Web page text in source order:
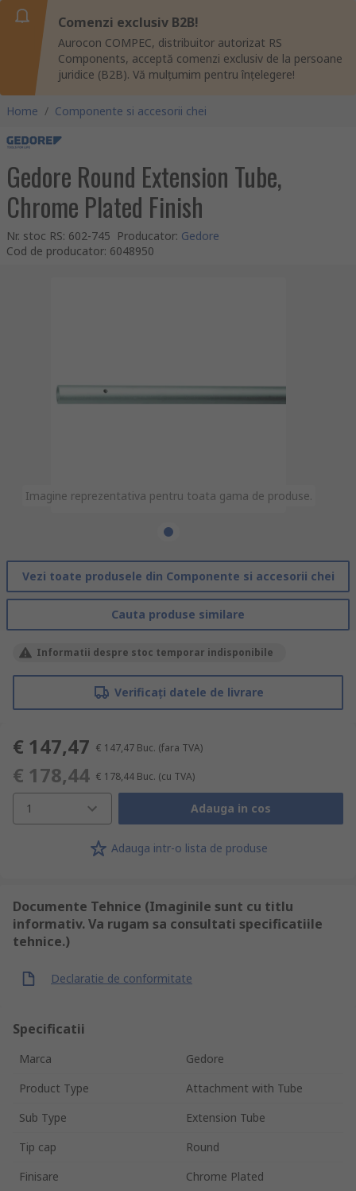
Comenzi exclusiv B2B!
Aurocon COMPEC, distribuitor autorizat RS
Components, acceptă comenzi exclusiv de la persoane
juridice (B2B). Vă mulțumim pentru înțelegere!
Home / Componente si accesorii chei
Gedore Round Extension Tube,
Chrome Plated Finish
Nr. stoc RS: 602-745 Producator: Gedore
Cod de producator: 6048950
Imagine reprezentativa pentru toata gama de produse.
Vezi toate produsele din Componente si accesorii chei
Cauta produse similare
Informatii despre stoc temporar indisponibile
Verificați datele de livrare
€ 147,47 € 147,47 Buc. (fara TVA)
€ 178,44 € 178,44 Buc. (cu TVA)
1 Adauga in cos
Adauga intr-o lista de produse
Documente Tehnice (Imaginile sunt cu titlu
informativ. Va rugam sa consultati specificatiile
tehnice.)
Declaratie de conformitate
Specificatii
Marca
Gedore
Product Type
Attachment with Tube
Sub Type
Extension Tube
Tip cap
Round
Finisare
Chrome Plated